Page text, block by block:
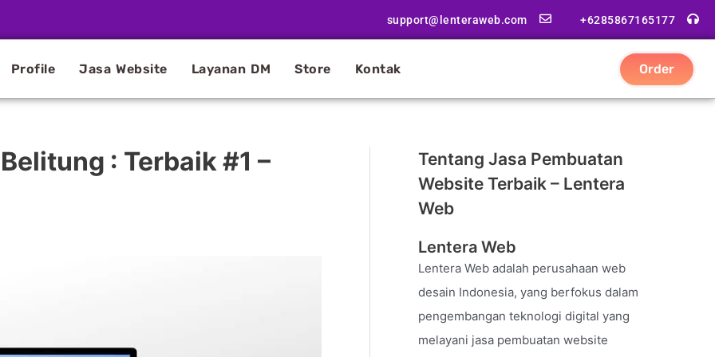
support@lenteraweb.com +6285867165177
Profile Jasa Website Layanan DM Store Kontak Order
: Terbaik #1 –
Tentang Jasa Pembuatan
Website Terbaik – Lentera
Web
Lentera Web
Lentera Web adalah perusahaan web
desain Indonesia, yang berfokus dalam
pengembangan teknologi digital yang
melayani jasa pembuatan website